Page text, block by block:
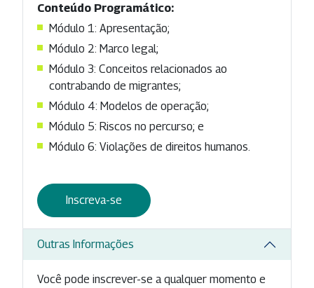
Conteúdo Programático:
Módulo 1: Apresentação;
Módulo 2: Marco legal;
Módulo 3: Conceitos relacionados ao
contrabando de migrantes;
Módulo 4: Modelos de operação;
Módulo 5: Riscos no percurso; e
Módulo 6: Violações de direitos humanos.
Inscreva-se
Outras Informações
Você pode inscrever-se a qualquer momento e